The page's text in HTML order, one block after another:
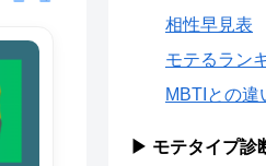
相性早見表
モテるラン
MBTIとの違
▶ モテタイプ診